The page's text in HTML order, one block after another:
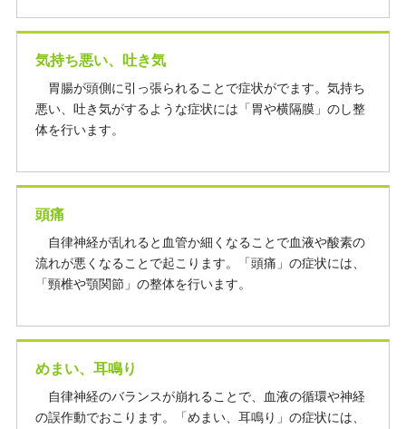
気持ち悪い、吐き気
胃腸が頭側に引っ張られることで症状がでます。気持ち
悪い、吐き気がするような症状には「胃や横隔膜」のし整
体を行います。
頭痛
自律神経が乱れると血管か細くなることで血液や酸素の
流れが悪くなることで起こります。「頭痛」の症状には、
「頸椎や顎関節」の整体を行います。
めまい、耳鳴り
自律神経のバランスが崩れることで、血液の循環や神経
の誤作動でおこります。「めまい、耳鳴り」の症状には、